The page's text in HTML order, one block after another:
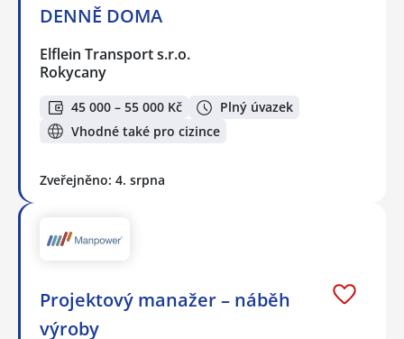
DENNĚ DOMA
Elflein Transport s.r.o.
Rokycany
45 000 – 55 000 Kč
Plný úvazek
Vhodné také pro cizince
Zveřejněno: 4. srpna
Projektový manažer – náběh
výroby